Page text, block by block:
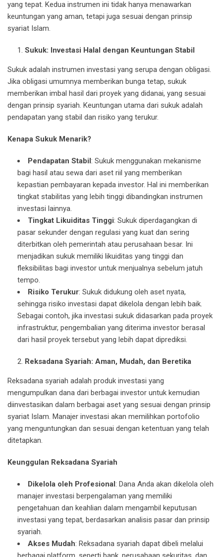
yang tepat. Kedua instrumen ini tidak hanya menawarkan
keuntungan yang aman, tetapi juga sesuai dengan prinsip
syariat Islam.
Sukuk: Investasi Halal dengan Keuntungan Stabil
Sukuk adalah instrumen investasi yang serupa dengan obligasi.
Jika obligasi umumnya memberikan bunga tetap, sukuk
memberikan imbal hasil dari proyek yang didanai, yang sesuai
dengan prinsip syariah. Keuntungan utama dari sukuk adalah
pendapatan yang stabil dan risiko yang terukur.
Kenapa Sukuk Menarik?
Pendapatan Stabil: Sukuk menggunakan mekanisme
bagi hasil atau sewa dari aset riil yang memberikan
kepastian pembayaran kepada investor. Hal ini memberikan
tingkat stabilitas yang lebih tinggi dibandingkan instrumen
investasi lainnya.
Tingkat Likuiditas Tinggi: Sukuk diperdagangkan di
pasar sekunder dengan regulasi yang kuat dan sering
diterbitkan oleh pemerintah atau perusahaan besar. Ini
menjadikan sukuk memiliki likuiditas yang tinggi dan
fleksibilitas bagi investor untuk menjualnya sebelum jatuh
tempo.
Risiko Terukur: Sukuk didukung oleh aset nyata,
sehingga risiko investasi dapat dikelola dengan lebih baik.
Sebagai contoh, jika investasi sukuk didasarkan pada proyek
infrastruktur, pengembalian yang diterima investor berasal
dari hasil proyek tersebut yang lebih dapat diprediksi.
Reksadana Syariah: Aman, Mudah, dan Beretika
Reksadana syariah adalah produk investasi yang
mengumpulkan dana dari berbagai investor untuk kemudian
diinvestasikan dalam berbagai aset yang sesuai dengan prinsip
syariat Islam. Manajer investasi akan memilihkan portofolio
yang menguntungkan dan sesuai dengan ketentuan yang telah
ditetapkan.
Keunggulan Reksadana Syariah
Dikelola oleh Profesional: Dana Anda akan dikelola oleh
manajer investasi berpengalaman yang memiliki
pengetahuan dan keahlian dalam mengambil keputusan
investasi yang tepat, berdasarkan analisis pasar dan prinsip
syariah.
Akses Mudah: Reksadana syariah dapat dibeli melalui